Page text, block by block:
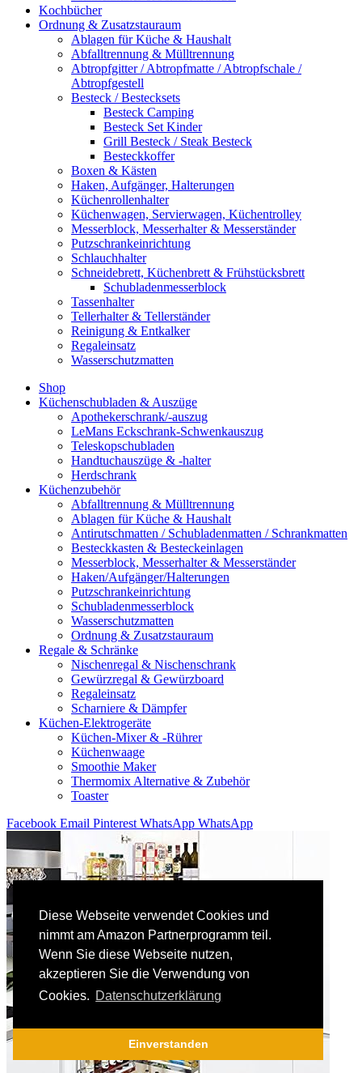
Diese Webseite verwendet Cookies und
nimmt am Amazon Partnerprogramm teil.
Wenn Sie diese Webseite nutzen,
akzeptieren Sie die Verwendung von
Cookies. Datenschutzerklärung
Einverstanden
Kochbücher
Ordnung & Zusatzstauraum
Ablagen für Küche & Haushalt
Abfalltrennung & Mülltrennung
Abtropfgitter / Abtropfmatte / Abtropfschale /
Abtropfgestell
Besteck / Bestecksets
Besteck Camping
Besteck Set Kinder
Grill Besteck / Steak Besteck
Besteckkoffer
Boxen & Kästen
Haken, Aufgänger, Halterungen
Küchenrollenhalter
Küchenwagen, Servierwagen, Küchentrolley
Messerblock, Messerhalter & Messerständer
Putzschrankeinrichtung
Schlauchhalter
Schneidebrett, Küchenbrett & Frühstücksbrett
Schubladenmesserblock
Tassenhalter
Tellerhalter & Tellerständer
Reinigung & Entkalker
Regaleinsatz
Wasserschutzmatten
Shop
Küchenschubladen & Auszüge
Apothekerschrank/-auszug
LeMans Eckschrank-Schwenkauszug
Teleskopschubladen
Handtuchauszüge & -halter
Herdschrank
Küchenzubehör
Abfalltrennung & Mülltrennung
Ablagen für Küche & Haushalt
Antirutschmatten / Schubladenmatten / Schrankmatten
Besteckkasten & Besteckeinlagen
Messerblock, Messerhalter & Messerständer
Haken/Aufgänger/Halterungen
Putzschrankeinrichtung
Schubladenmesserblock
Wasserschutzmatten
Ordnung & Zusatzstauraum
Regale & Schränke
Nischenregal & Nischenschrank
Gewürzregal & Gewürzboard
Regaleinsatz
Scharniere & Dämpfer
Küchen-Elektrogeräte
Küchen-Mixer & -Rührer
Küchenwaage
Smoothie Maker
Thermomix Alternative & Zubehör
Toaster
Facebook Email Pinterest WhatsApp WhatsApp